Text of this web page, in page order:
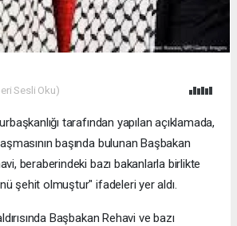
Sesli Oku)
tarafından yapılan açıklamada,
başında bulunan Başbakan
beraberindeki bazı bakanlarla birlikte
şehit olmuştur" ifadeleri yer aldı.
Başbakan Rehavi ve bazı